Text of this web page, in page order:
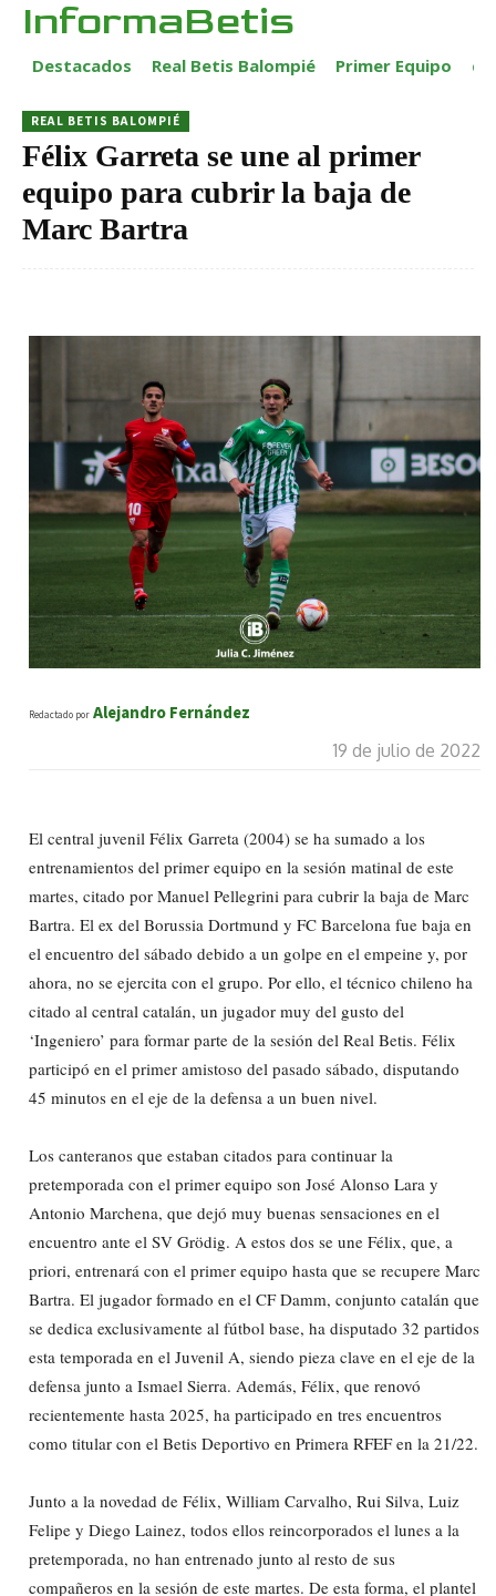
InformaBetis
Destacados Real Betis Balompié Primer Equipo
REAL BETIS BALOMPIÉ
Félix Garreta se une al primer
equipo para cubrir la baja de
Marc Bartra
Redactado por Alejandro Fernández
19 de julio de 2022
El central juvenil Félix Garreta (2004) se ha sumado a los
entrenamientos del primer equipo en la sesión matinal de este
martes, citado por Manuel Pellegrini para cubrir la baja de Marc
Bartra. El ex del Borussia Dortmund y FC Barcelona fue baja en
el encuentro del sábado debido a un golpe en el empeine y, por
ahora, no se ejercita con el grupo. Por ello, el técnico chileno ha
citado al central catalán, un jugador muy del gusto del
‘Ingeniero’ para formar parte de la sesión del Real Betis. Félix
participó en el primer amistoso del pasado sábado, disputando
45 minutos en el eje de la defensa a un buen nivel.
Los canteranos que estaban citados para continuar la
pretemporada con el primer equipo son José Alonso Lara y
Antonio Marchena, que dejó muy buenas sensaciones en el
encuentro ante el SV Grödig. A estos dos se une Félix, que, a
priori, entrenará con el primer equipo hasta que se recupere Marc
Bartra. El jugador formado en el CF Damm, conjunto catalán que
se dedica exclusivamente al fútbol base, ha disputado 32 partidos
esta temporada en el Juvenil A, siendo pieza clave en el eje de la
defensa junto a Ismael Sierra. Además, Félix, que renovó
recientemente hasta 2025, ha participado en tres encuentros
como titular con el Betis Deportivo en Primera RFEF en la 21/22.
Junto a la novedad de Félix, William Carvalho, Rui Silva, Luiz
Felipe y Diego Lainez, todos ellos reincorporados el lunes a la
pretemporada, no han entrenado junto al resto de sus
compañeros en la sesión de este martes. De esta forma, el plantel